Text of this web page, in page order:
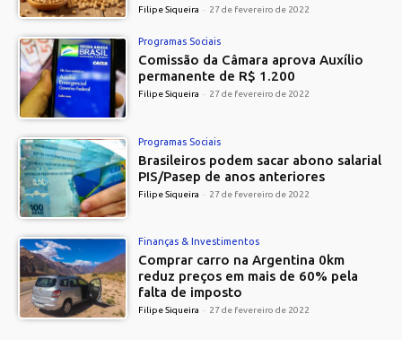
Filipe Siqueira - 27 de fevereiro de 2022
Programas Sociais
Comissão da Câmara aprova Auxílio
permanente de R$ 1.200
Filipe Siqueira - 27 de fevereiro de 2022
Programas Sociais
Brasileiros podem sacar abono salarial
PIS/Pasep de anos anteriores
Filipe Siqueira - 27 de fevereiro de 2022
Finanças & Investimentos
Comprar carro na Argentina 0km
reduz preços em mais de 60% pela
falta de imposto
Filipe Siqueira - 27 de fevereiro de 2022